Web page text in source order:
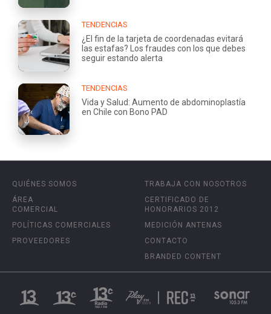
TENDENCIAS
¿El fin de la tarjeta de coordenadas evitará
las estafas? Los fraudes con los que debes
seguir estando alerta
TENDENCIAS
Vida y Salud: Aumento de abdominoplastía
en Chile con Bono PAD
QUIÉNES SOMOS
ÁREA
COMERCIAL
POLÍTICAS COMERCIALES
PROVEEDORES
TRABAJA CON NOSOTROS
CERTIFICADO DE
HONORARIOS 2012
MEDICIÓN ANTENAS
CONTACTO
BRANDED CONTENT